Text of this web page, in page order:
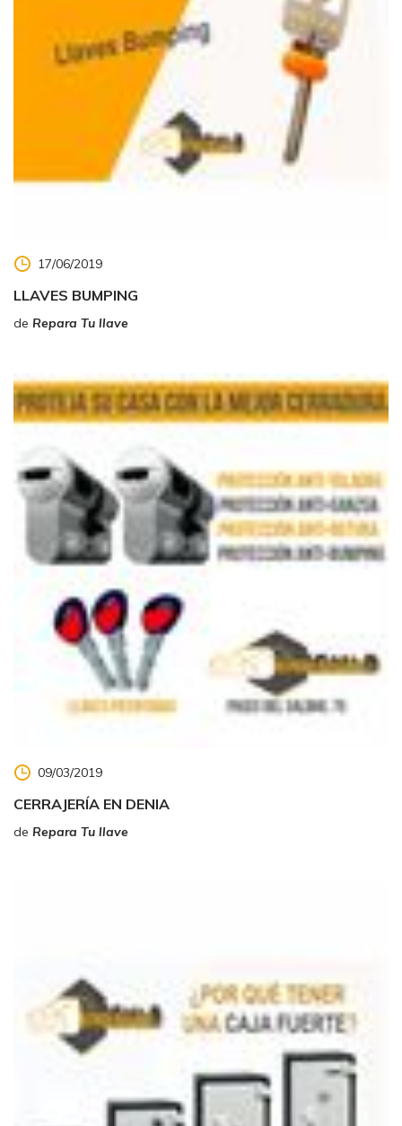
17/06/2019
LLAVES BUMPING
de Repara Tu llave
09/03/2019
CERRAJERÍA EN DENIA
de Repara Tu llave